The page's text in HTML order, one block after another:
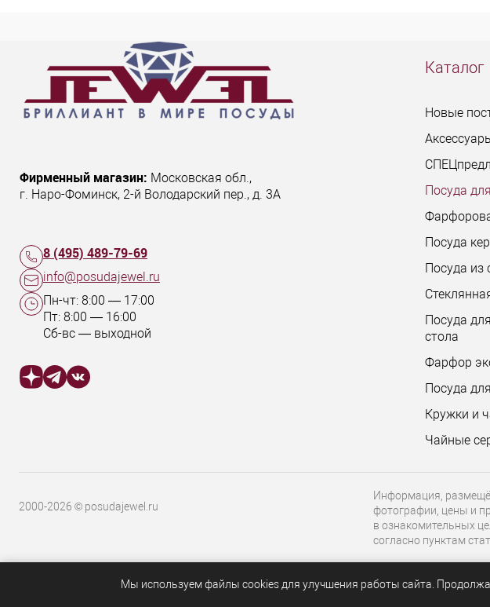
Фирменный магазин: Московская обл.,
г. Наро-Фоминск, 2-й Володарский пер., д. 3А
8 (495) 489-79-69
info@posudajewel.ru
Пн-чт: 8:00 — 17:00
Пт: 8:00 — 16:00
Сб-вс — выходной
Каталог
Новые
Посуда
Посуда
Посуда из
Посуда
стола
Фарфор
Посуда
Кружки и
Чайные
Мы используем файлы cookies для улучшения работы сайта.
2000-2026 © posudajewel.ru
Информация,
фотографии, цены и
в ознакомительных
согласно пунктам
ОБРАТНАЯ СВЯЗЬ 8 (495) 489-79-69 info@posudajewel.ru